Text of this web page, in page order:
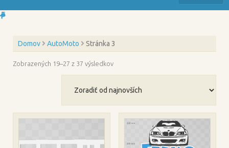
Domov AutoMoto Stránka 3
Zobrazených 19–27 z 37 výsledkovZoradené